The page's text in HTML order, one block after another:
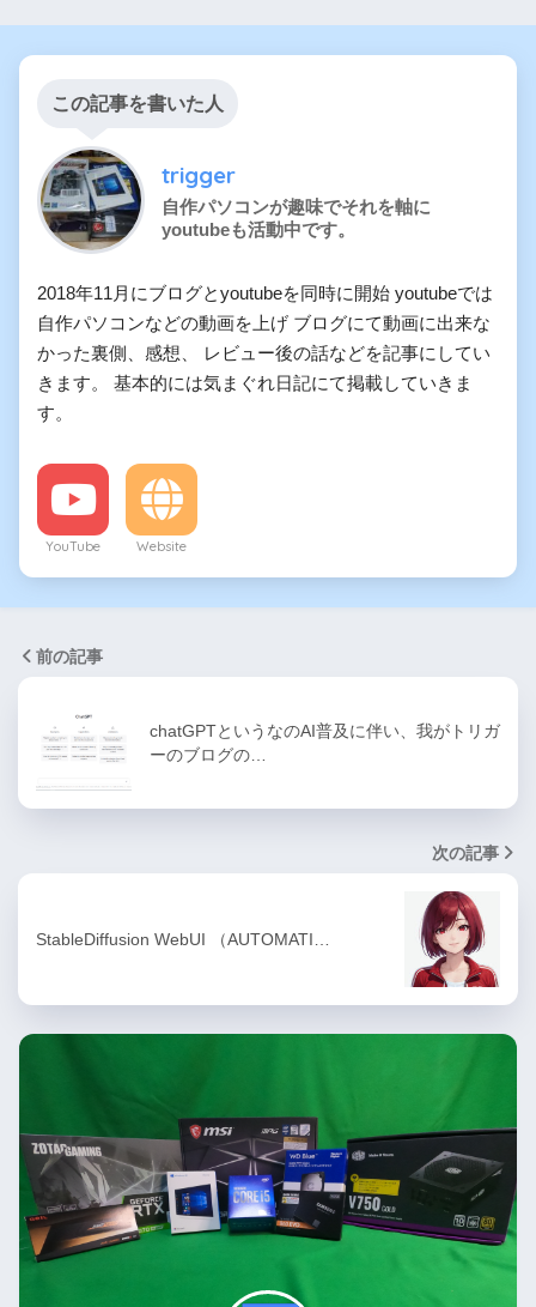
この記事を書いた人
trigger
自作パソコンが趣味でそれを軸に
youtubeも活動中です。
2018年11月にブログとyoutubeを同時に開始 youtubeでは
自作パソコンなどの動画を上げ ブログにて動画に出来な
かった裏側、感想、 レビュー後の話などを記事にしてい
きます。 基本的には気まぐれ日記にて掲載していきま
す。
YouTube Website
前の記事
chatGPTというなのAI普及に伴い、我がトリガ
ーのブログの…
次の記事
StableDiffusion WebUI （AUTOMATI…